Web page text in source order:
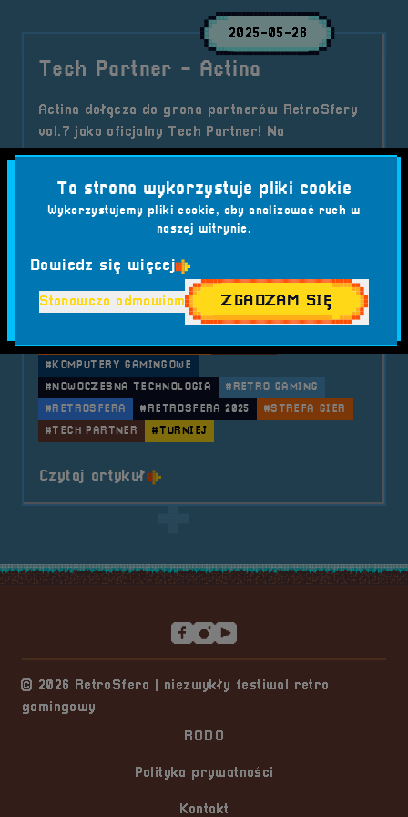
2025-05-28
Tech Partner - Actina
Actina dołącza do grona partnerów RetroSfery
vol.7 jako oficjalny Tech Partner! Na
uczestników festiwalu czeka specjalna strefa
komputerowym, na którym rozegrany zostanie
jeden z emocjonujących turniejów. Przeczytaj
Kategorie wpisu:
Aktualności RetroSfera vol. 7 Tech Partner
#ACTINA GAMING
#BRZEG
#ESPORT
#FESTIWAL GIER
#GAMING
#KOMPUTERY GAMINGOWE
#NOWOCZESNA TECHNOLOGIA
#RETRO GAMING
#RETROSFERA
#RETROSFERA 2025
#STREFA GIER
#TECH PARTNER
#TURNIEJ
Czytaj artykuło tytule Tech Partner &#8211;
© 2026 RetroSfera | niezwykły festiwal retro
gamingowy
RODO
Polityka prywatności
Kontakt
Ta strona wykorzystuje pliki cookie
Wykorzystujemy pliki cookie, aby analizować ruch w
naszej witrynie.
Dowiedz się więcej
Stanowczo odmawiam ZGADZAM SIĘ